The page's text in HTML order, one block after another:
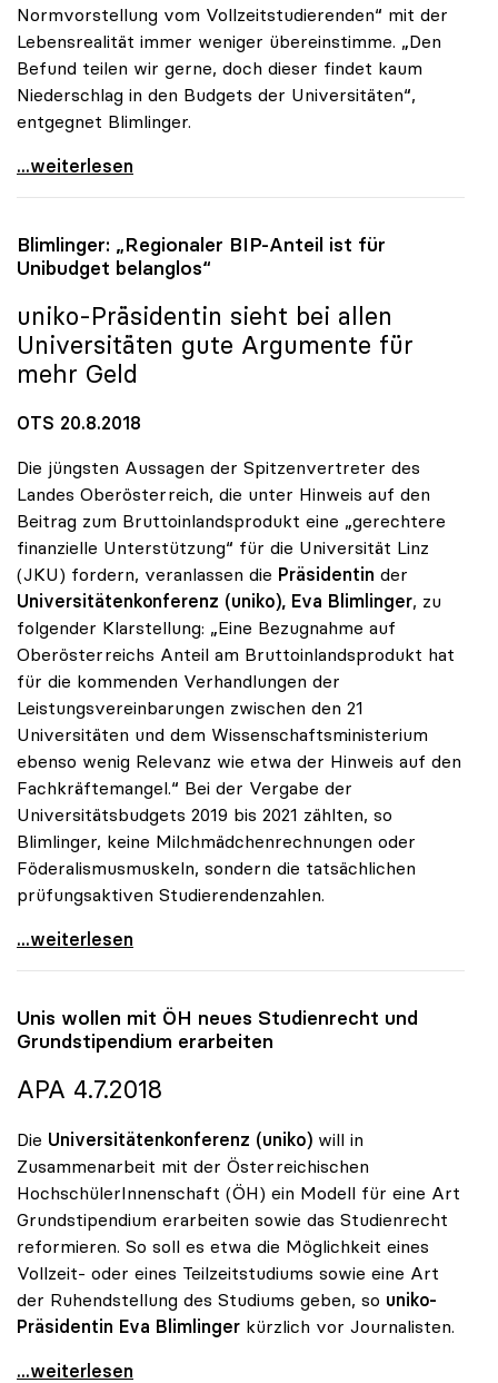
Normvorstellung vom Vollzeitstudierenden“ mit der
Lebensrealität immer weniger übereinstimme. „Den
Befund teilen wir gerne, doch dieser findet kaum
Niederschlag in den Budgets der Universitäten“,
entgegnet Blimlinger.
uniko: Realität des Studierenden im Widerspruch zu
...weiterlesen
Blimlinger: „Regionaler BIP-Anteil ist für
Unibudget belanglos“
uniko-Präsidentin sieht bei allen
Universitäten gute Argumente für
mehr Geld
OTS 20.8.2018
Die jüngsten Aussagen der Spitzenvertreter des
Landes Oberösterreich, die unter Hinweis auf den
Beitrag zum Bruttoinlandsprodukt eine „gerechtere
finanzielle Unterstützung“ für die Universität Linz
(JKU) fordern, veranlassen die Präsidentin der
Universitätenkonferenz (uniko), Eva Blimlinger, zu
folgender Klarstellung: „Eine Bezugnahme auf
Oberösterreichs Anteil am Bruttoinlandsprodukt hat
für die kommenden Verhandlungen der
Leistungsvereinbarungen zwischen den 21
Universitäten und dem Wissenschaftsministerium
ebenso wenig Relevanz wie etwa der Hinweis auf den
Fachkräftemangel.“ Bei der Vergabe der
Universitätsbudgets 2019 bis 2021 zählten, so
Blimlinger, keine Milchmädchenrechnungen oder
Föderalismusmuskeln, sondern die tatsächlichen
prüfungsaktiven Studierendenzahlen.
Blimlinger: „Regionaler BIP-Anteil ist für
...weiterlesen
Unis wollen mit ÖH neues Studienrecht und
Grundstipendium erarbeiten
APA 4.7.2018
Die Universitätenkonferenz (uniko) will in
Zusammenarbeit mit der Österreichischen
HochschülerInnenschaft (ÖH) ein Modell für eine Art
Grundstipendium erarbeiten sowie das Studienrecht
reformieren. So soll es etwa die Möglichkeit eines
Vollzeit- oder eines Teilzeitstudiums sowie eine Art
der Ruhendstellung des Studiums geben, so uniko-
Präsidentin Eva Blimlinger kürzlich vor Journalisten.
Unis wollen mit ÖH neues Studienrecht und
...weiterlesen